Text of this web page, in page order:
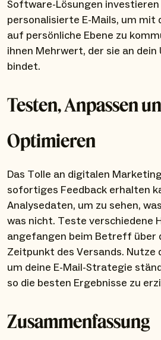
Software-Lösungen
personalisierte E-Mails, um mit
auf persönliche Ebene zu
ihnen Mehrwert, der sie an
bindet.
Testen, Anpassen
Optimieren
Das Tolle an digitalen
sofortiges Feedback erhalten
Analysedaten, um zu sehen,
was nicht. Teste verschiedene
angefangen beim Betreff über
Zeitpunkt des Versands. Nutze
um deine E-Mail-Strategie
so die besten Ergebnisse zu
Zusammenfassung